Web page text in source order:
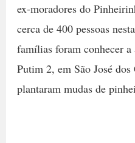
ex-moradores do
cerca de 400 pessoas
famílias foram conhecer
Putim 2, em São José
plantaram mudas de